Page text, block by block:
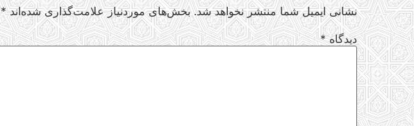
نشانی ایمیل شما منتشر نخواهد شد. بخش‌های موردنیاز علامت‌گذاری شده‌اند*
دیدگاه*